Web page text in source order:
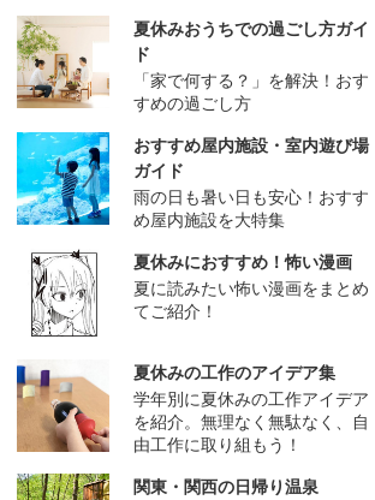
夏休みおうちでの過ごし方ガイ
ド
「家で何する？」を解決！おす
すめの過ごし方
おすすめ屋内施設・室内遊び場
ガイド
雨の日も暑い日も安心！おすす
め屋内施設を大特集
夏休みにおすすめ！怖い漫画
夏に読みたい怖い漫画をまとめ
てご紹介！
夏休みの工作のアイデア集
学年別に夏休みの工作アイデア
を紹介。無理なく無駄なく、自
由工作に取り組もう！
関東・関西の日帰り温泉